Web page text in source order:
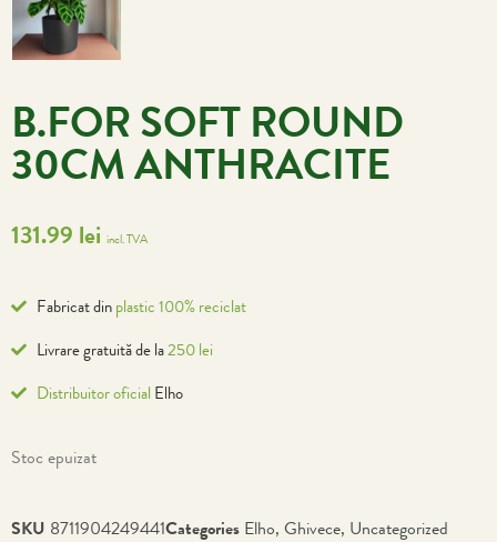
B.FOR SOFT ROUND
30CM ANTHRACITE
131.99 lei incl. TVA
Fabricat dinplastic 100% reciclat
Livrare gratuită de la250 lei
Distribuitor oficial Elho
Stoc epuizat
SKU 8711904249441Categories Elho, Ghivece, Uncategorized